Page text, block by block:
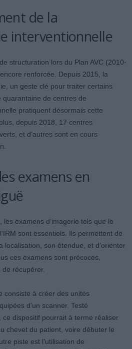
de la
interventionnelle
structuration lors du Plan AVC (2010-
renforcée. Depuis 2015, la
un geste clé pour traiter certains
quarantaine de centres de
pratiquent désormais cette
depuis 2018, 17 centres
et d’autres sont en cours
examens en
les examens d’imagerie tels que le
sont essentiels. Ils permettent de
localisation, son étendue, et d’orienter
ces examens sont précoces,
récupérer.
consiste à créer des unités
d’un scanner. Testé
ce dispositif pourrait à terme réaliser
chevet du patient, voire débuter le
piste est l’utilisation de